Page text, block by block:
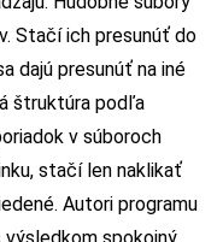
Stačí ich presunúť do
dajú presunúť na iné
štruktúra podľa
v súboroch
stačí len naklikať
Autori programu